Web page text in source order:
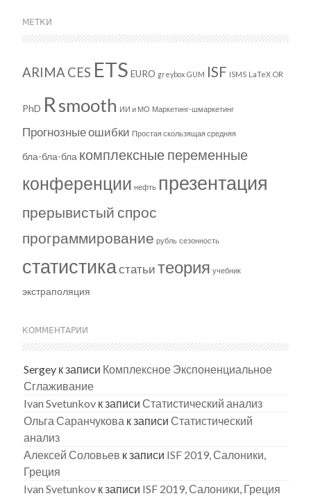
МЕТКИ
ARIMA CES ETS EURO greybox GUM ISF ISMS LaTeX OR
PhD Rsmooth ИИ и МО Маркетинг-шмаркетинг
Прогнозные ошибки Простая скользящая средняя
бла-бла-бла комплексные переменные
конференции нефть презентация
прерывистый спрос
программирование рубль сезонность
статистикастатьи теория учебник
экстраполяция
КОММЕНТАРИИ
Sergey к записи Комплексное Экспоненциальное
Сглаживание
Ivan Svetunkov к записиСтатистический анализ
Ольга Саранчукова к записиСтатистический
анализ
Алексей Соловьев к записи ISF 2019, Салоники,
Греция
Ivan Svetunkov к записи ISF 2019, Салоники, Греция